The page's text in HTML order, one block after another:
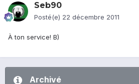
Seb90
Posté(e) 22 décembre 2011
À ton service! B)
Archivé